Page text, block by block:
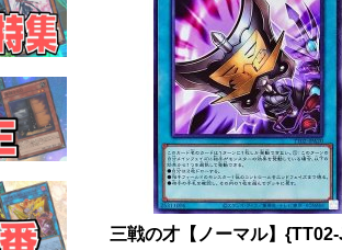
三戦の才【ノーマル】{TT02-